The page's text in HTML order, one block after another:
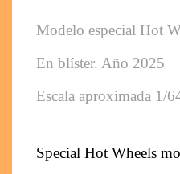
Modelo especial Hot
En blíster. Año 2025
Escala aproximada 1/
Special Hot Wheels